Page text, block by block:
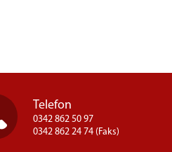
Telefon
0342 862 50 97
0342 862 24 74 (Faks)